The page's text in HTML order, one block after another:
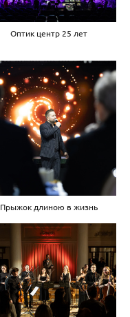
Оптик центр 25 лет
Прыжок длиною в жизнь